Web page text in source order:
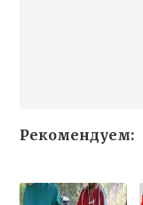
Рекомендуем: